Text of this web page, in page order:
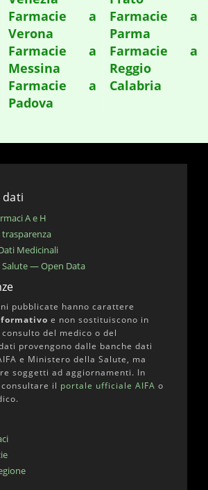
Farmacie a
Verona
Farmacie a
Messina
Farmacie a
Padova
Farmacie a
Parma
Farmacie a
Reggio
Calabria
dati
A e H
Medicinali
— Open Data
pubblicate hanno carattere
e non sostituiscono in
del medico o del
provengono dalle banche dati
e Ministero della Salute, ma
soggetti ad aggiornamenti. In
il portale ufficiale AIFA o